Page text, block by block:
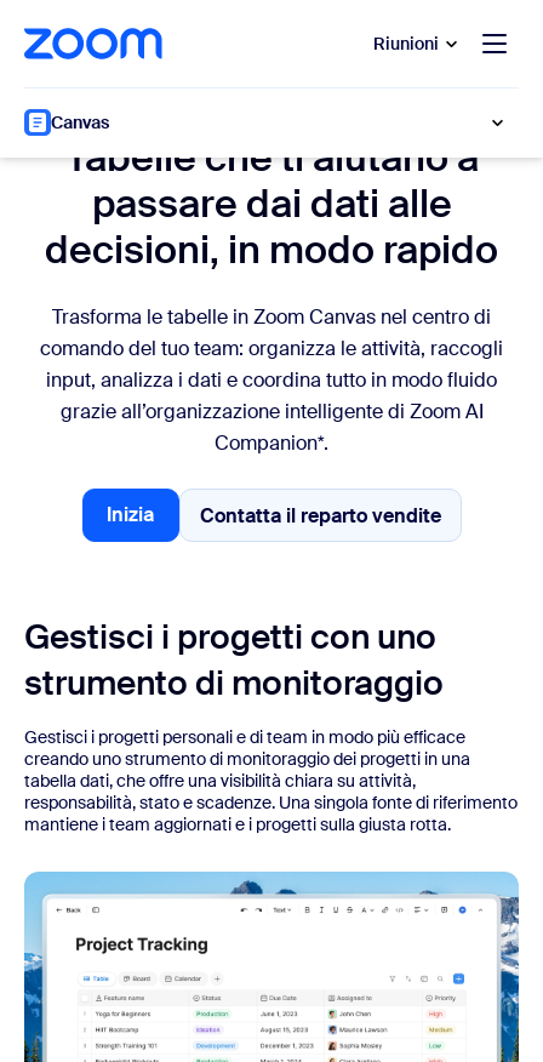
principale
di assistenza Riunioni
Canvas
Tabelle che ti aiutano a
passare dai dati alle
decisioni, in modo rapido
Trasforma le tabelle in Zoom Canvas nel centro di
comando del tuo team: organizza le attività, raccogli
input, analizza i dati e coordina tutto in modo fluido
grazie all’organizzazione intelligente di Zoom AI
Companion*.
Inizia
Inizia
Contatta il reparto vendite
Contatta il reparto
Gestisci i progetti con uno
strumento di monitoraggio
Gestisci i progetti personali e di team in modo più efficace
creando uno strumento di monitoraggio dei progetti in una
tabella dati, che offre una visibilità chiara su attività,
responsabilità, stato e scadenze. Una singola fonte di riferimento
mantiene i team aggiornati e i progetti sulla giusta rotta.